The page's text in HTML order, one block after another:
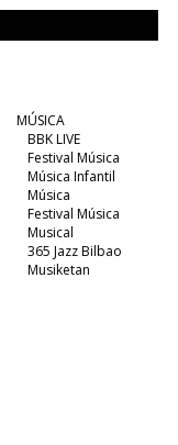
MÚSICA
BBK LIVE
Festival Música
Música Infantil
Música
Festival Música
Musical
365 Jazz Bilbao
Musiketan